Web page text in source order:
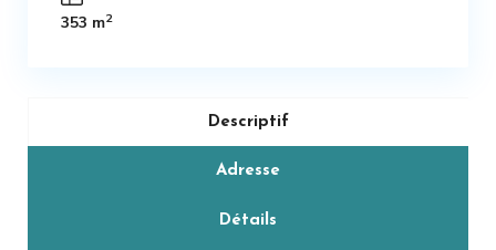
353 m2
Descriptif
Adresse
Détails